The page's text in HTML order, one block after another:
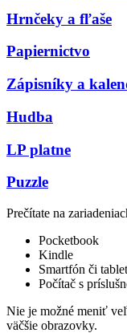
Hrnčeky a fľaše
Papiernictvo
Zápisníky a
Hudba
LP platne
Puzzle
Prečítate na
Pocketbook
Kindle
Smartfón či
Počítač s
Nie je možné meniť
väčšie obrazovky.